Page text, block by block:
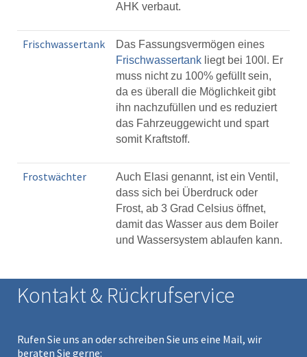
AHK verbaut.
Frischwassertank
Das Fassungsvermögen eines
Frischwassertank liegt bei 100l. Er
muss nicht zu 100% gefüllt sein,
da es überall die Möglichkeit gibt
ihn nachzufüllen und es reduziert
das Fahrzeuggewicht und spart
somit Kraftstoff.
Frostwächter
Auch Elasi genannt, ist ein Ventil,
dass sich bei Überdruck oder
Frost, ab 3 Grad Celsius öffnet,
damit das Wasser aus dem Boiler
und Wassersystem ablaufen kann.
Kontakt & Rückrufservice
Rufen Sie uns an oder schreiben Sie uns eine Mail, wir
beraten Sie gerne: